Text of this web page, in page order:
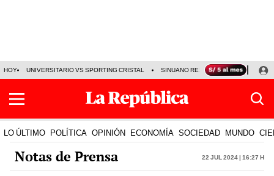
HOY UNIVERSITARIO VS SPORTING CRISTAL SINUANO RESULTADOS HOY
LO ÚLTIMO POLÍTICA OPINIÓN ECONOMÍA SOCIEDAD MUNDO
Notas de Prensa 22 Jul 2024 | 16:27 h